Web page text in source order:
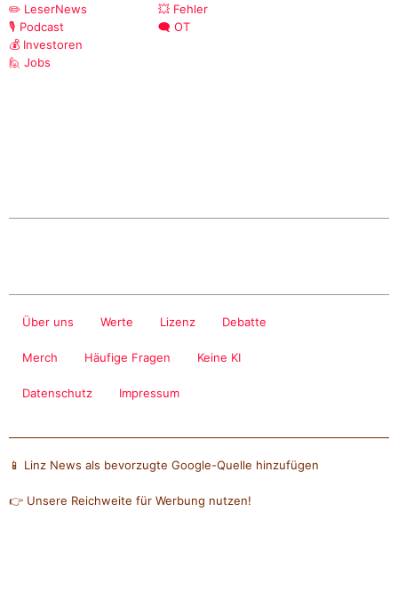
✏️ LeserNews
🎙️ Podcast
💰 Investoren
🙋 Jobs
💥 Fehler
🗨️ OT
Über uns Werte Lizenz Debatte
Merch Häufige Fragen Keine KI
Datenschutz Impressum
📱 Linz News als bevorzugte Google-Quelle hinzufügen
👉 Unsere Reichweite für Werbung nutzen!